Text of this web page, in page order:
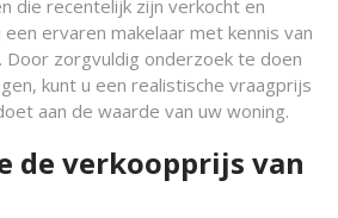
die recentelijk zijn verkocht en
ervaren makelaar met kennis van
Door zorgvuldig onderzoek te doen
kunt u een realistische vraagprijs
aan de waarde van uw woning.
de verkoopprijs van